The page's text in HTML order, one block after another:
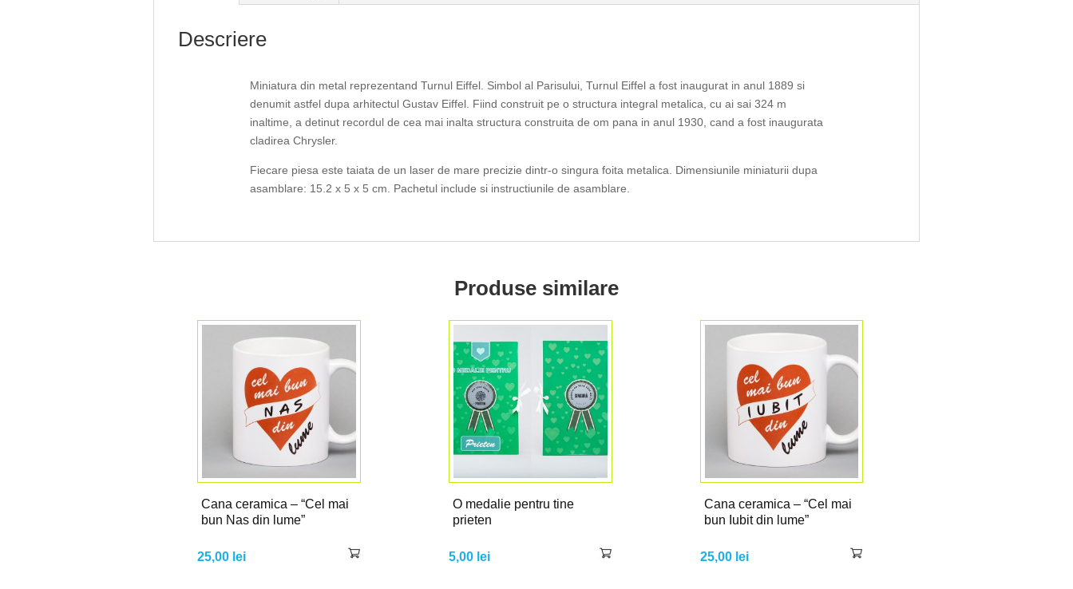
Descriere
Miniatura din metal reprezentand Turnul Eiffel. Simbol al Parisului, Turnul Eiffel a fost inaugurat in anul 1889 si
denumit astfel dupa arhitectul Gustav Eiffel. Fiind construit pe o structura integral metalica, cu ai sai 324 m
inaltime, a detinut recordul de cea mai inalta structura construita de om pana in anul 1930, cand a fost inaugurata
cladirea Chrysler.
Fiecare piesa este taiata de un laser de mare precizie dintr-o singura foita metalica. Dimensiunile miniaturii dupa
asamblare: 15.2 x 5 x 5 cm. Pachetul include si instructiunile de asamblare.
Produse similare
Cana ceramica – “Cel mai
bun Nas din lume”
25,00 lei
O medalie pentru tine
prieten
5,00 lei
Cana ceramica – “Cel mai
bun Iubit din lume”
25,00 lei